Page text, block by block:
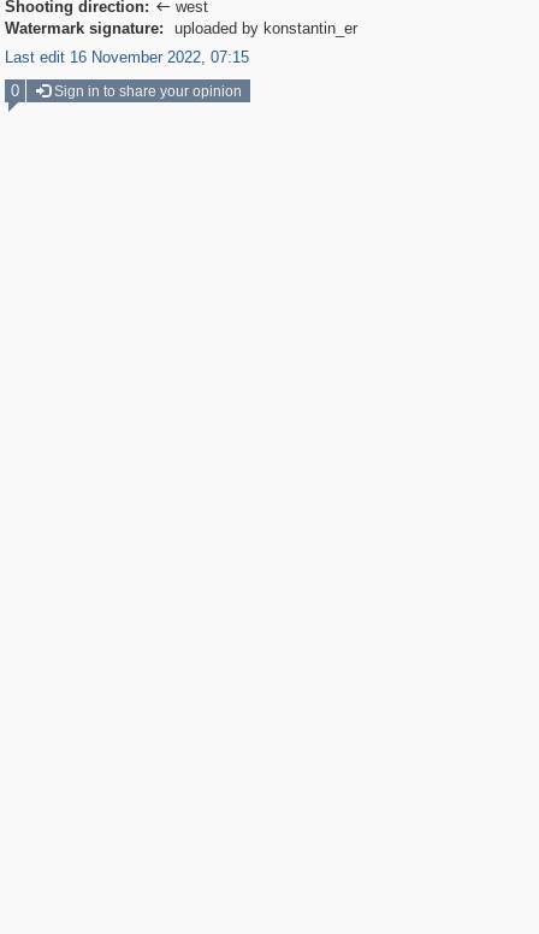
Shooting direction:  west
Watermark signature:
uploaded by konstantin_er
Last edit 16 November 2022, 07:15
0
Sign in to share your opinion